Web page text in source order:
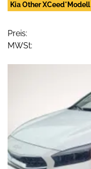
Kia Other
Preis:
MWSt: